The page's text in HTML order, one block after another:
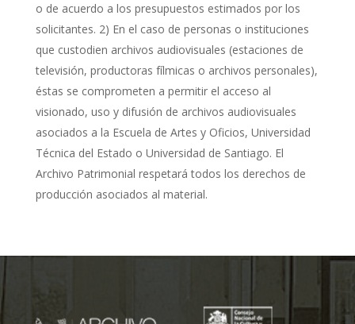
o de acuerdo a los presupuestos estimados por los
solicitantes. 2) En el caso de personas o instituciones
que custodien archivos audiovisuales (estaciones de
televisión, productoras fílmicas o archivos personales),
éstas se comprometen a permitir el acceso al
visionado, uso y difusión de archivos audiovisuales
asociados a la Escuela de Artes y Oficios, Universidad
Técnica del Estado o Universidad de Santiago. El
Archivo Patrimonial respetará todos los derechos de
producción asociados al material.